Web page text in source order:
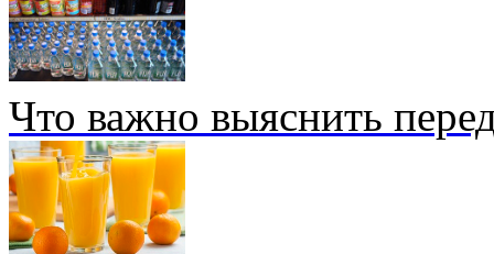
Что важно выяснить